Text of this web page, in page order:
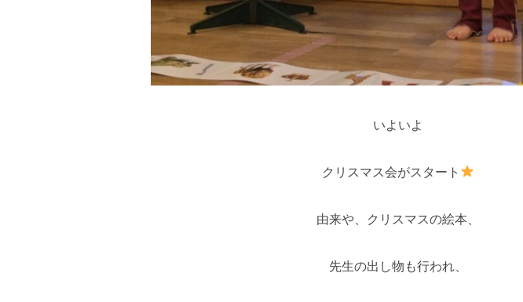
いよいよ
クリスマス会がスタート
由来や、クリスマスの絵本、
先生の出し物も行われ、